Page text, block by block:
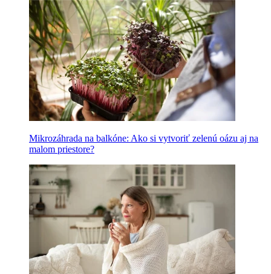
Mikrozáhrada na balkóne: Ako si vytvoriť zelenú oázu aj na
malom priestore?